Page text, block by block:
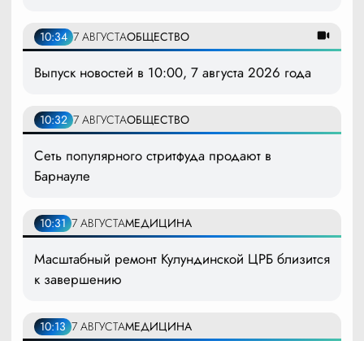
10:34 7 АВГУСТАОБЩЕСТВО
Выпуск новостей в 10:00, 7 августа 2026 года
10:32 7 АВГУСТАОБЩЕСТВО
Сеть популярного стритфуда продают в
Барнауле
10:31 7 АВГУСТАМЕДИЦИНА
Масштабный ремонт Кулундинской ЦРБ близится
к завершению
10:13 7 АВГУСТАМЕДИЦИНА